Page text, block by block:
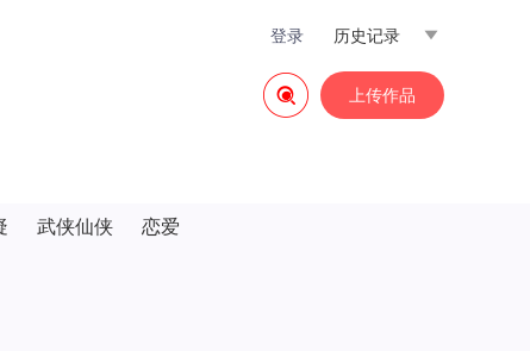

历史记录
登录
上传作品

武侠仙侠 恋爱